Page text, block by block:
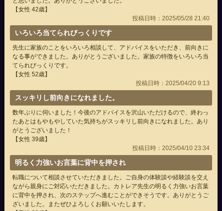
【女性 42歳】
投稿日時：2025/05/28 21:40
いろいろ当てられびっくりです
先生に家族のことをいろいろ相談して、アドバイスをいただき、前向きに
なる事ができました。ありがとうございました。家族の特徴をいろいろ当
てられびっくりです。
【女性 52歳】
投稿日時：2025/04/20 9:13
スッキリし前向きになれました。
数年ぶりに伺いました！今後のアドバイスを沢山いただけるので、終わっ
たあとはもやもやしていた気持ちがスッキリし前向きになれました。あり
がとうございました！
【女性 39歳】
投稿日時：2025/04/10 23:34
明るく力強いお言葉に背中を押され
転職について相談させていただきました。ご自身の体験談や経験談を交え
ながら親身にご対応いただきました。カトレア先生の明るく力強いお言葉
に背中を押され、次のステップへ進むことができそうです。ありがとうご
ざいました。またぜひよろしくお願いいたします。